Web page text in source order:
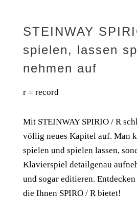
STEINWAY
spielen, lassen
nehmen auf
r = record
Mit STEINWAY SPIRIO / R
völlig neues Kapitel auf. Man
spielen und spielen lassen,
Klavierspiel detailgenau
und sogar editieren.
die Ihnen SPIRO / R bietet!